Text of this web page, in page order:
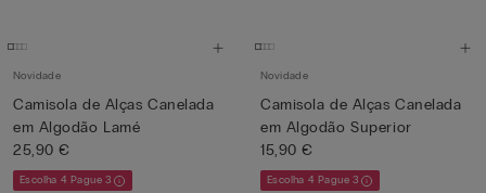
Novidade
Camisola de Alças Canelada
em Algodão Lamé
25,90 €
Escolha 4 Pague 3
Novidade
Camisola de Alças Canelada
em Algodão Superior
15,90 €
Escolha 4 Pague 3